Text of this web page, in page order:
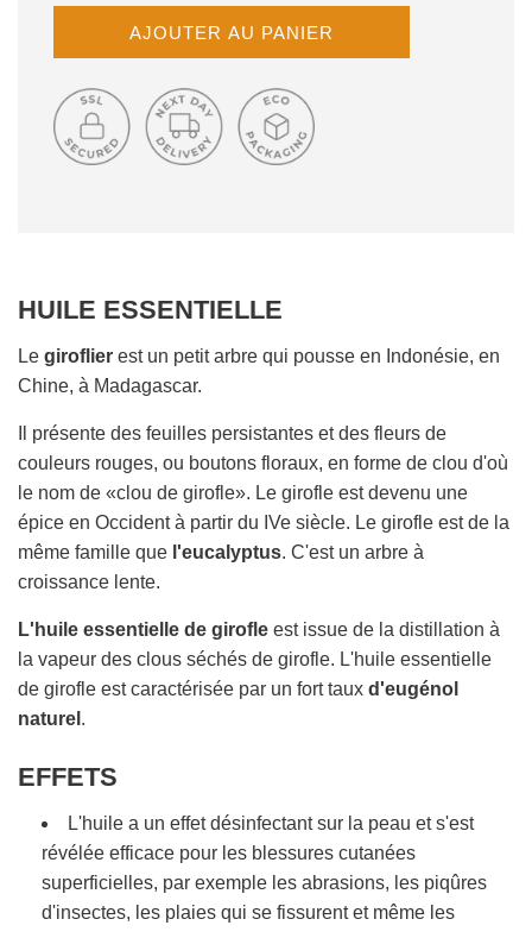
C
H
G
N
O
U
S
.
.
.
AJOUTER AU PANIER
HUILE ESSENTIELLE
Le giroflier est un petit arbre qui pousse en Indonésie, en
Chine, à Madagascar.
Il présente des feuilles persistantes et des fleurs de
couleurs rouges, ou boutons floraux, en forme de clou d'où
le nom de «clou de girofle». Le girofle est devenu une
épice en Occident à partir du IVe siècle. Le girofle est de la
même famille que l'eucalyptus. C'est un arbre à
croissance lente.
L'huile essentielle de girofle est issue de la distillation à
la vapeur des clous séchés de girofle. L'huile essentielle
de girofle est caractérisée par un fort taux d'eugénol
naturel .
EFFETS
L'huile a un effet désinfectant sur la peau et s'est
révélée efficace pour les blessures cutanées
superficielles, par exemple les abrasions, les piqûres
d'insectes, les plaies qui se fissurent et même les